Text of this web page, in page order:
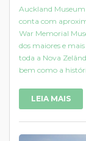
Auckland Museum
conta com
War Memorial
dos maiores e
toda a Nova
bem como a
LEIA MAIS